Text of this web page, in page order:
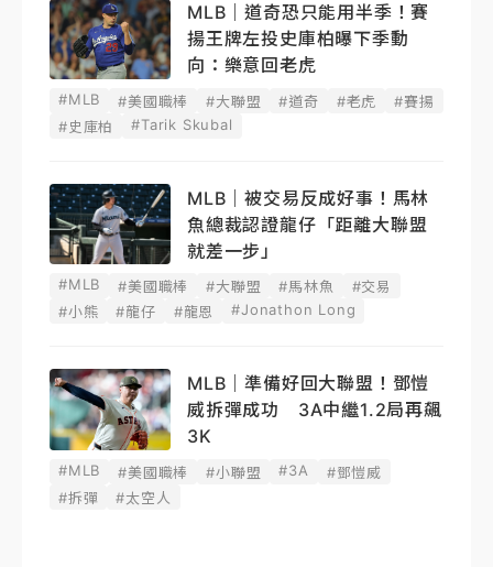
MLB｜道奇恐只能用半季！賽
揚王牌左投史庫柏曝下季動
向：樂意回老虎
#MLB #美國職棒 #大聯盟 #道奇 #老虎
#賽揚
#史庫柏
#Tarik Skubal
MLB｜被交易反成好事！馬林
魚總裁認證龍仔「距離大聯盟
就差一步」
#MLB #美國職棒 #大聯盟 #馬林魚
#交易
#小熊
#龍仔 #龍恩 #Jonathon Long
MLB｜準備好回大聯盟！鄧愷
威拆彈成功 3A中繼1.2局再飆
3K
#MLB #美國職棒 #小聯盟 #3A
#鄧愷威
#拆彈
#太空人